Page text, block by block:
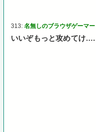
313:名無しのブラウザゲーマー
いいぞもっと攻めてけ….